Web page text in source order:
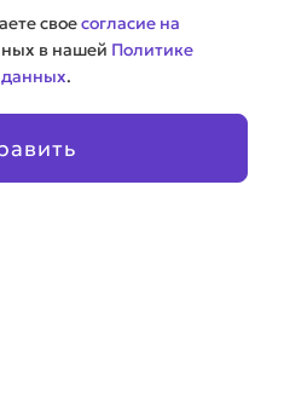
своесогласие на
в нашей Политике
.